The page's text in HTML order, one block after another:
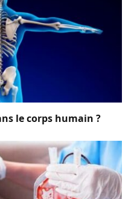
le corps humain ?